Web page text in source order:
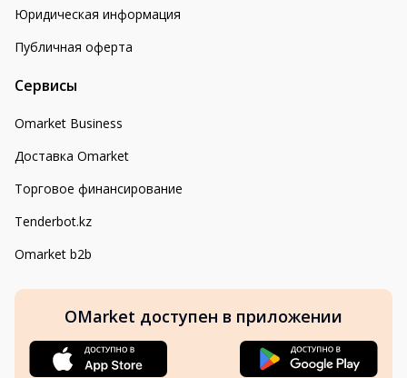
Юридическая информация
Публичная оферта
Сервисы
Omarket Business
Доставка Omarket
Торговое финансирование
Tenderbot.kz
Omarket b2b
OMarket доступен в приложении